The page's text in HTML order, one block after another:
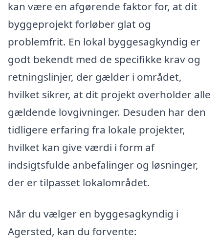
kan være en afgørende faktor for, at dit
byggeprojekt forløber glat og
problemfrit. En lokal byggesagkyndig er
godt bekendt med de specifikke krav og
retningslinjer, der gælder i området,
hvilket sikrer, at dit projekt overholder alle
gældende lovgivninger. Desuden har den
tidligere erfaring fra lokale projekter,
hvilket kan give værdi i form af
indsigtsfulde anbefalinger og løsninger,
der er tilpasset lokalområdet.
Når du vælger en byggesagkyndig i
Agersted, kan du forvente: